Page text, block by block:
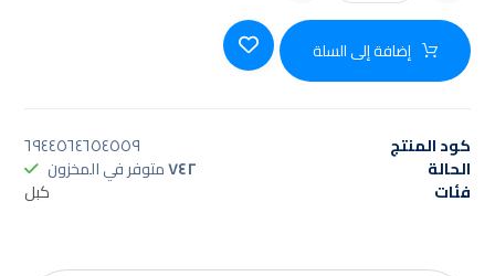
إضافة إلى السلة
كود المنتج ٦٩٤٤٥٦٤٦٥٤٥٥٩
الحالة ٧٤٢متوفر في المخزون
فئات كبل